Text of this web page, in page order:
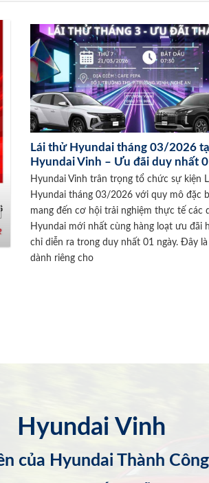
Lái thử Hyundai tháng 03/2026
Hyundai Vinh – Ưu đãi duy nhất
Hyundai Vinh trân trọng tổ chức sự kiện
Hyundai tháng 03/2026 với quy mô đặc
mang đến cơ hội trải nghiệm thực tế các
Hyundai mới nhất cùng hàng loạt ưu đãi
chỉ diễn ra trong duy nhất 01 ngày. Đây
dành riêng cho
Hyundai Vinh
của Hyundai Thành